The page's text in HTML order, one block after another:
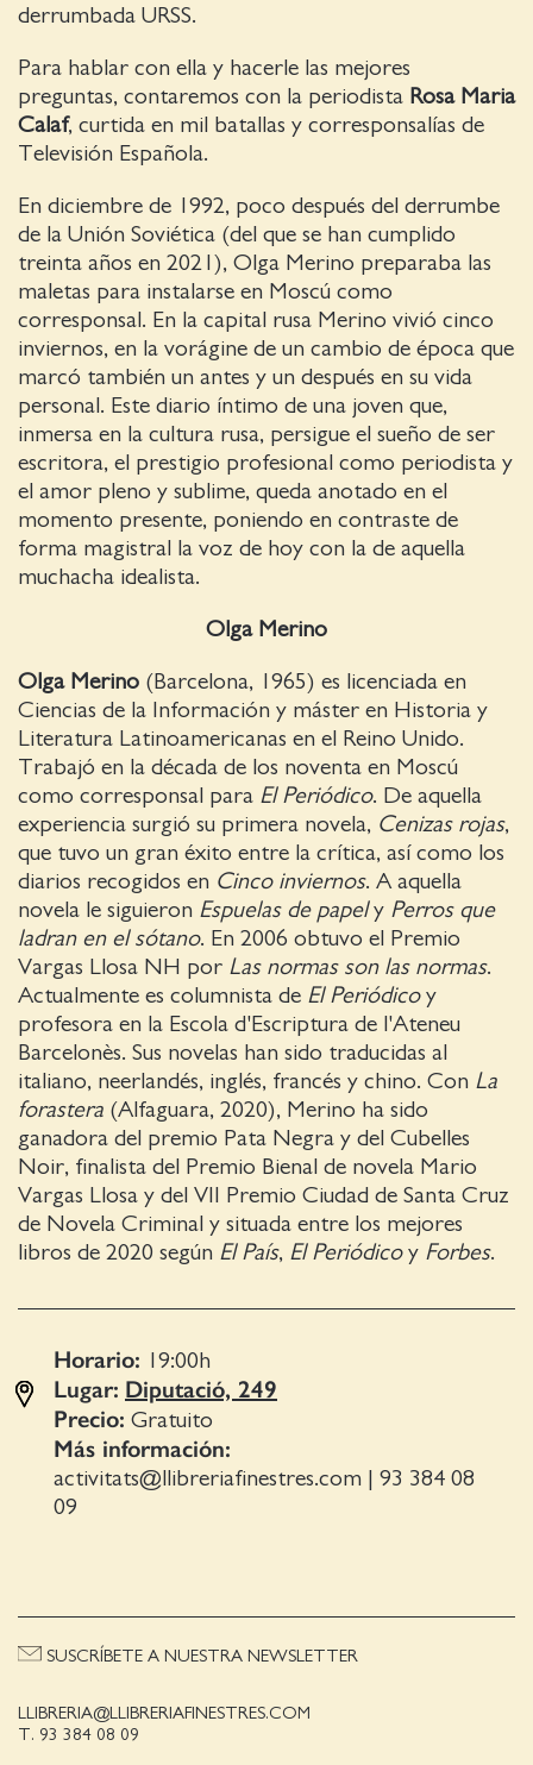
derrumbada URSS.
Para hablar con ella y hacerle las mejores
preguntas, contaremos con la periodista Rosa Maria
Calaf, curtida en mil batallas y corresponsalías de
Televisión Española.
En diciembre de 1992, poco después del derrumbe
de la Unión Soviética (del que se han cumplido
treinta años en 2021), Olga Merino preparaba las
maletas para instalarse en Moscú como
corresponsal. En la capital rusa Merino vivió cinco
inviernos, en la vorágine de un cambio de época que
marcó también un antes y un después en su vida
personal. Este diario íntimo de una joven que,
inmersa en la cultura rusa, persigue el sueño de ser
escritora, el prestigio profesional como periodista y
el amor pleno y sublime, queda anotado en el
momento presente, poniendo en contraste de
forma magistral la voz de hoy con la de aquella
muchacha idealista.
Olga Merino
Olga Merino (Barcelona, 1965) es licenciada en
Ciencias de la Información y máster en Historia y
Literatura Latinoamericanas en el Reino Unido.
Trabajó en la década de los noventa en Moscú
como corresponsal para El Periódico. De aquella
experiencia surgió su primera novela, Cenizas rojas,
que tuvo un gran éxito entre la crítica, así como los
diarios recogidos en Cinco inviernos. A aquella
novela le siguieron Espuelas de papely Perros que
ladran en el sótano. En 2006 obtuvo el Premio
Vargas Llosa NH por Las normas son las normas.
Actualmente es columnista de El Periódicoy
profesora en la Escola d'Escriptura de l'Ateneu
Barcelonès. Sus novelas han sido traducidas al
italiano, neerlandés, inglés, francés y chino. Con La
forastera (Alfaguara, 2020), Merino ha sido
ganadora del premio Pata Negra y del Cubelles
Noir, finalista del Premio Bienal de novela Mario
Vargas Llosa y del VII Premio Ciudad de Santa Cruz
de Novela Criminal y situada entre los mejores
libros de 2020 según El País, El Periódico y Forbes.
Horario: 19:00h
Lugar: Diputació, 249
Precio: Gratuito
Más información:
activitats@llibreriafinestres.com | 93 384 08
09
LLIBRERIA@LLIBRERIAFINESTRES.COM
T. 93 384 08 09
SUSCRÍBETE A NUESTRA NEWSLETTER